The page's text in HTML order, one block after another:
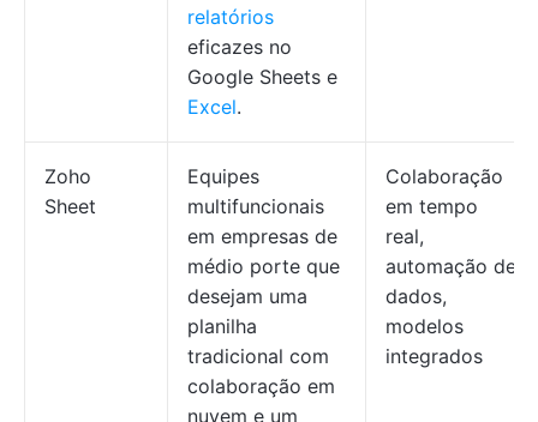
relatórios
eficazes no
Google Sheets e
Excel.
Zoho
Sheet
Equipes
multifuncionais
em empresas de
médio porte que
desejam uma
planilha
tradicional com
colaboração em
nuvem e um
Colaboração
em tempo
real,
automação de
dados,
modelos
integrados